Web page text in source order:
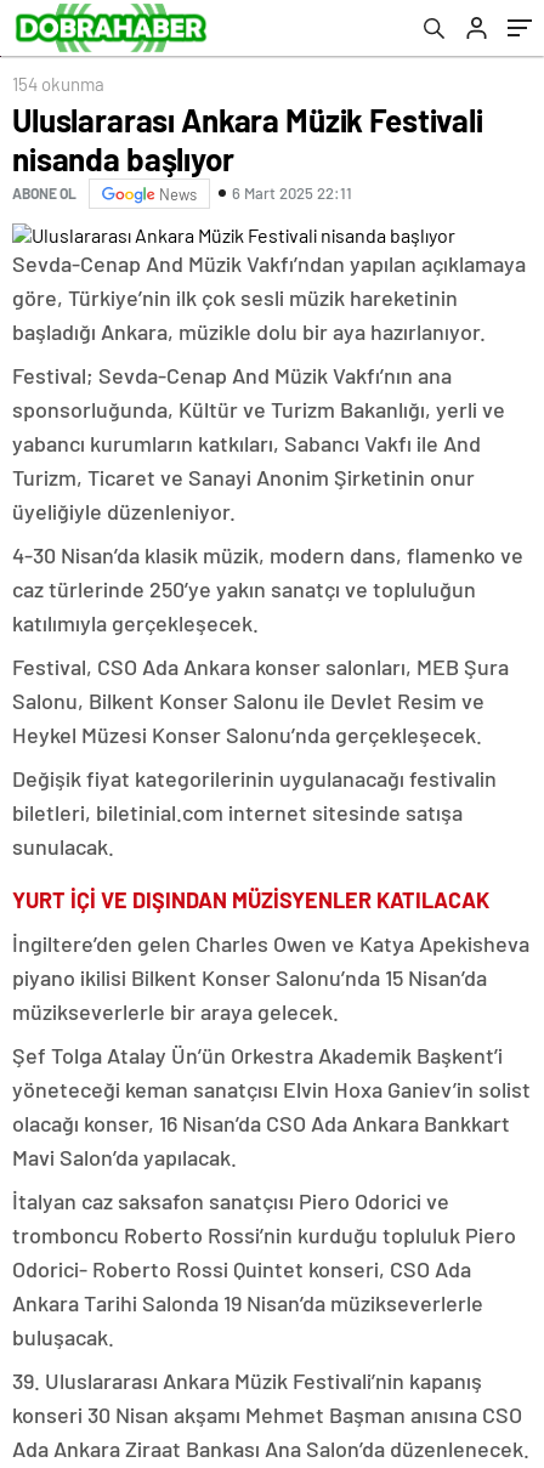
154 okunma
Uluslararası Ankara Müzik Festivali
nisanda başlıyor
ABONE OL News 6 Mart 2025 22:11
Sevda-Cenap And Müzik Vakfı’ndan yapılan açıklamaya
göre, Türkiye’nin ilk çok sesli müzik hareketinin
başladığı Ankara, müzikle dolu bir aya hazırlanıyor.
Festival; Sevda-Cenap And Müzik Vakfı’nın ana
sponsorluğunda, Kültür ve Turizm Bakanlığı, yerli ve
yabancı kurumların katkıları, Sabancı Vakfı ile And
Turizm, Ticaret ve Sanayi Anonim Şirketinin onur
üyeliğiyle düzenleniyor.
4-30 Nisan’da klasik müzik, modern dans, flamenko ve
caz türlerinde 250’ye yakın sanatçı ve topluluğun
katılımıyla gerçekleşecek.
Festival, CSO Ada Ankara konser salonları, MEB Şura
Salonu, Bilkent Konser Salonu ile Devlet Resim ve
Heykel Müzesi Konser Salonu’nda gerçekleşecek.
Değişik fiyat kategorilerinin uygulanacağı festivalin
biletleri, biletinial.com internet sitesinde satışa
sunulacak.
YURT İÇİ VE DIŞINDAN MÜZİSYENLER KATILACAK
İngiltere’den gelen Charles Owen ve Katya Apekisheva
piyano ikilisi Bilkent Konser Salonu’nda 15 Nisan’da
müzikseverlerle bir araya gelecek.
Şef Tolga Atalay Ün’ün Orkestra Akademik Başkent’i
yöneteceği keman sanatçısı Elvin Hoxa Ganiev’in solist
olacağı konser, 16 Nisan’da CSO Ada Ankara Bankkart
Mavi Salon’da yapılacak.
İtalyan caz saksafon sanatçısı Piero Odorici ve
tromboncu Roberto Rossi’nin kurduğu topluluk Piero
Odorici- Roberto Rossi Quintet konseri, CSO Ada
Ankara Tarihi Salonda 19 Nisan’da müzikseverlerle
buluşacak.
39. Uluslararası Ankara Müzik Festivali’nin kapanış
konseri 30 Nisan akşamı Mehmet Başman anısına CSO
Ada Ankara Ziraat Bankası Ana Salon’da düzenlenecek.